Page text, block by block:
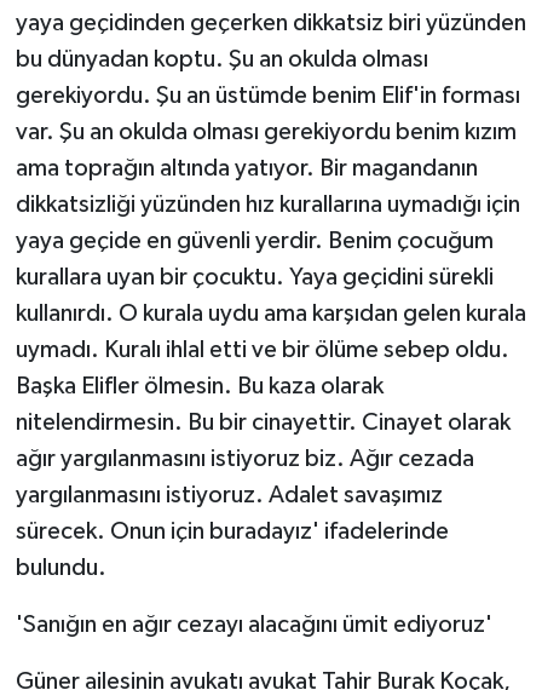
yaya geçidinden geçerken dikkatsiz biri yüzünden
bu dünyadan koptu. Şu an okulda olması
gerekiyordu. Şu an üstümde benim Elif'in forması
var. Şu an okulda olması gerekiyordu benim kızım
ama toprağın altında yatıyor. Bir magandanın
dikkatsizliği yüzünden hız kurallarına uymadığı için
yaya geçide en güvenli yerdir. Benim çocuğum
kurallara uyan bir çocuktu. Yaya geçidini sürekli
kullanırdı. O kurala uydu ama karşıdan gelen kurala
uymadı. Kuralı ihlal etti ve bir ölüme sebep oldu.
Başka Elifler ölmesin. Bu kaza olarak
nitelendirmesin. Bu bir cinayettir. Cinayet olarak
ağır yargılanmasını istiyoruz biz. Ağır cezada
yargılanmasını istiyoruz. Adalet savaşımız
sürecek. Onun için buradayız' ifadelerinde
bulundu.
'Sanığın en ağır cezayı alacağını ümit ediyoruz'
Güner ailesinin avukatı avukat Tahir Burak Koçak,